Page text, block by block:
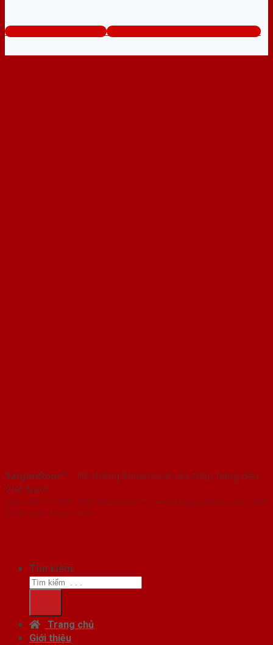
www.baogiacuathep.com Tổng đài tư vấn miễn phí: 0824.400.400
SaigonDoor™ - Hệ thống Showroom cửa thép hàng đầu
Việt Nam
Copyright ⓒ 2016 – 2026 SaigonDoor™ - www.baogiacuathep.com | Đơn
vị chủ quản SaigonDoor
Tìm kiếm:
Trang chủ
Giới thiệu